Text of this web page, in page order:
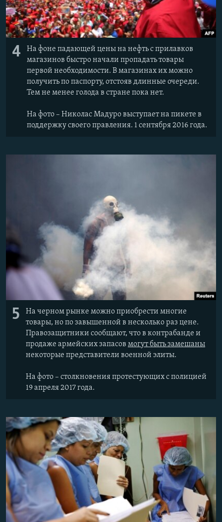
4
На фоне падающей цены на нефть с прилавков
магазинов быстро начали пропадать товары
первой необходимости. В магазинах их можно
получить по паспорту, отстояв длинные очереди.
Тем не менее голода в стране пока нет.
На фото – Николас Мадуро выступает на пикете в
поддержку своего правления. 1 сентября 2016 года.
5
На черном рынке можно приобрести многие
товары, но по завышенной в несколько раз цене.
Правозащитники сообщают, что в контрабанде и
продаже армейских запасов могут быть замешаны
некоторые представители военной элиты.
На фото – столкновения протестующих с полицией
19 апреля 2017 года.